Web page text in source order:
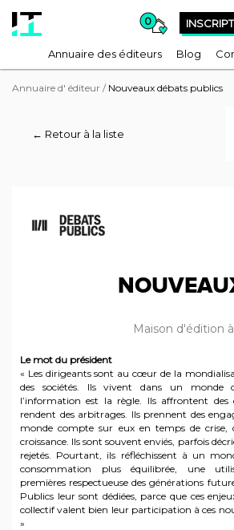
0
Annuaire des éditeurs Blog
Annuaire d' éditeur / Nouveaux débats publics
← Retour à la liste
Maison d'édition
Le mot du président
« Les dirigeants sont au cœur de la
des sociétés. Ils vivent dans un monde
l’information est la règle. Ils affrontent des
rendent des arbitrages. Ils prennent des
monde compte sur eux en temps de
croissance. Ils sont souvent enviés, parfois
rejetés. Pourtant, ils réfléchissent à un
consommation plus équilibrée, une
premières respectueuse des générations
Publics leur sont dédiées, parce que ces
collectif valent bien leur participation à ces
»